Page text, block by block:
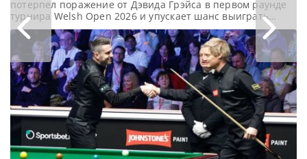
потерпел поражение от Дэвида Грэйса в первом раунде
турнира Welsh Open 2026 и упускает шанс выиграть
крупный бонус BetVictor Home Nations Series, сообщает
WST Марк Аллен потерпел поражение в первом раунде
турнира Welsh Open 2026, уступив Дэвиду Грэйсу. И
теперь у четырех других снукеристов есть шанс
претендовать на